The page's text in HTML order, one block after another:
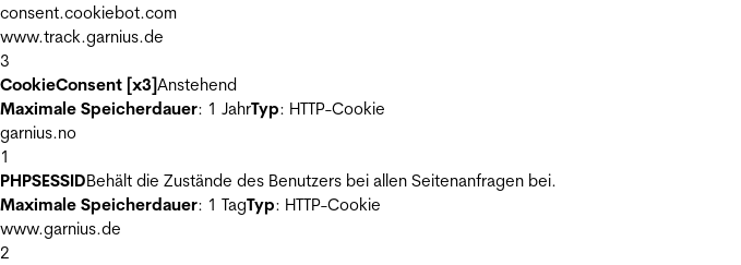
consent.cookiebot.com
www.track.garnius.de
3
CookieConsent [x3]Anstehend
Maximale Speicherdauer: 1 JahrTyp: HTTP-Cookie
garnius.no
1
PHPSESSIDBehält die Zustände des Benutzers bei allen Seitenanfragen bei.
Maximale Speicherdauer: 1 TagTyp: HTTP-Cookie
www.garnius.de
2